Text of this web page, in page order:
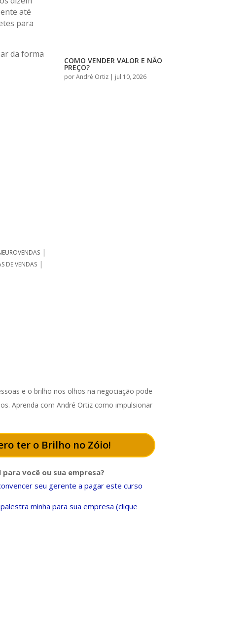
até
para
da forma
|
DE VENDAS |
COMO VENDER VALOR E NÃO
PREÇO?
porAndré Ortiz| jul 10, 2026
e o brilho nos olhos na negociação pode
Aprenda com André Ortiz como impulsionar
ter o Brilho no Zóio!
você ou sua empresa?
seu gerente a pagar este curso
minha para sua empresa (clique